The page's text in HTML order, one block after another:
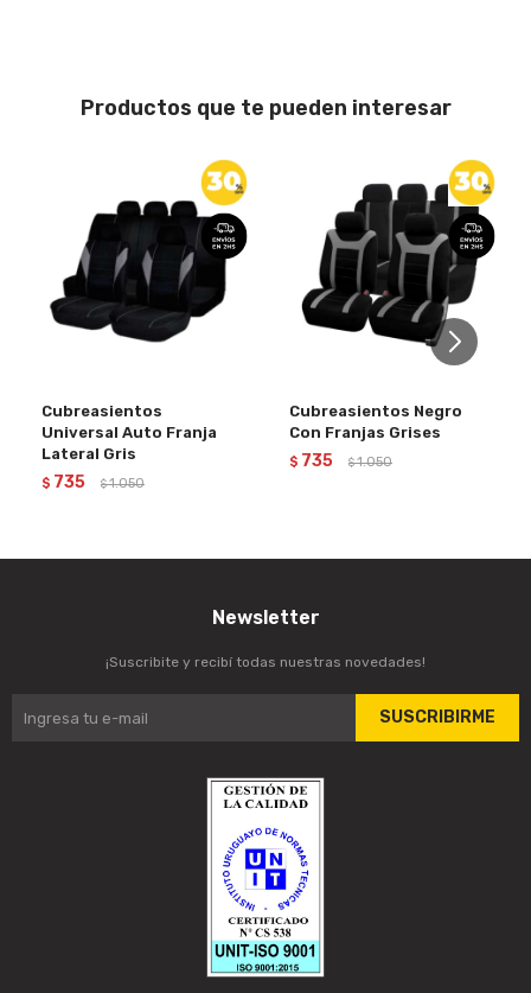
Productos que te pueden interesar
Cubreasientos
Universal Auto Franja
Lateral Gris
$ 735 $ 1.050
Cubreasientos Negro
Con Franjas Grises
$ 735 $ 1.050
Newsletter
¡Suscribite y recibí todas nuestras novedades!
SUSCRIBIRME